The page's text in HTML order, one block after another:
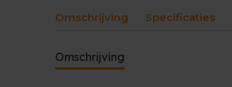
Omschrijving Specificaties
Omschrijving